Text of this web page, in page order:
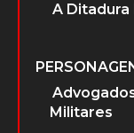
A Ditadura
Militares